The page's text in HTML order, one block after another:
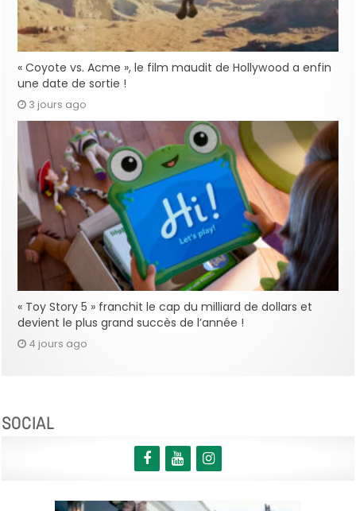
« Coyote vs. Acme », le film maudit de Hollywood a enfin
une date de sortie !
3 jours ago
« Toy Story 5 » franchit le cap du milliard de dollars et
devient le plus grand succès de l’année !
4 jours ago
SOCIAL